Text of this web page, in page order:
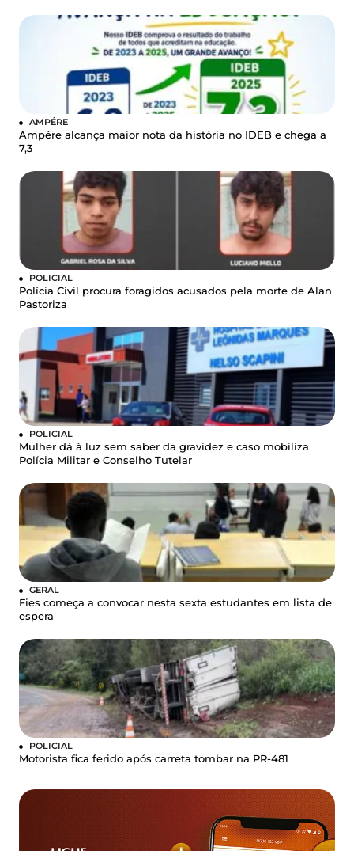
AMPÉRE
Ampére alcança maior nota da história no IDEB e chega a
7,3
POLICIAL
Polícia Civil procura foragidos acusados pela morte de Alan
Pastoriza
POLICIAL
Mulher dá à luz sem saber da gravidez e caso mobiliza
Polícia Militar e Conselho Tutelar
GERAL
Fies começa a convocar nesta sexta estudantes em lista de
espera
POLICIAL
Motorista fica ferido após carreta tombar na PR-481